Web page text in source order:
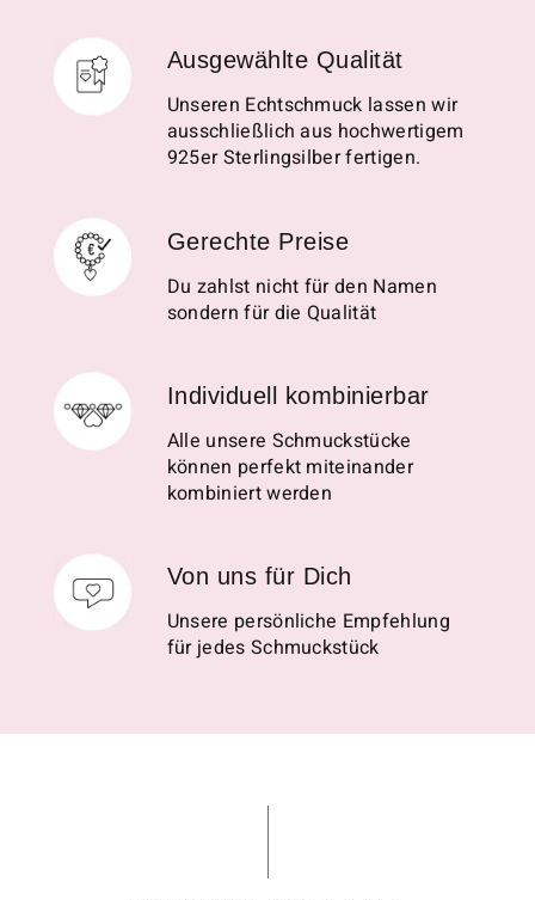
Ausgewählte Qualität
Unseren Echtschmuck lassen wir
ausschließlich aus hochwertigem
925er Sterlingsilber fertigen.
Gerechte Preise
Du zahlst nicht für den Namen
sondern für die Qualität
Individuell kombinierbar
Alle unsere Schmuckstücke
können perfekt miteinander
kombiniert werden
Von uns für Dich
Unsere persönliche Empfehlung
für jedes Schmuckstück